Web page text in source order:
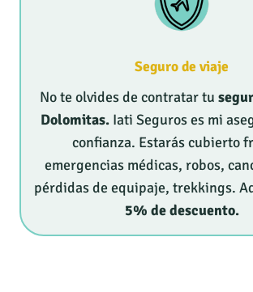
Seguro de viaje
No te olvides de contratar tu
Dolomitas. Iati Seguros es mi
confianza. Estarás cubierto
emergencias médicas, robos,
pérdidas de equipaje, trekkings.
5% de descuento.